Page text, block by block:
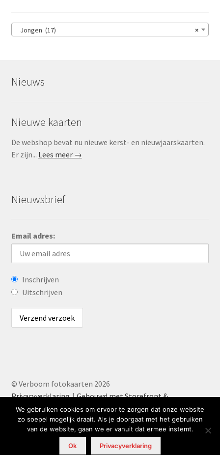
×
Jongen (17)
Nieuws
Nieuwe kaarten
De webshop bevat nu nieuwe kerst- en nieuwjaarskaarten.
Er zijn... Lees meer →
Nieuwsbrief
Email adres:
Inschrijven
Uitschrijven
© Verboom fotokaarten 2026
Privacyverklaring
Gebouwd met Storefront &
WooCommerce.
We gebruiken cookies om ervoor te zorgen dat onze website
zo soepel mogelijk draait. Als je doorgaat met het gebruiken
van de website, gaan we er vanuit dat ermee instemt.
Ok Privacyverklaring